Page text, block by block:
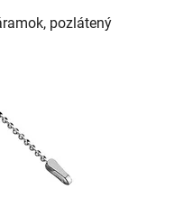
pozlátený